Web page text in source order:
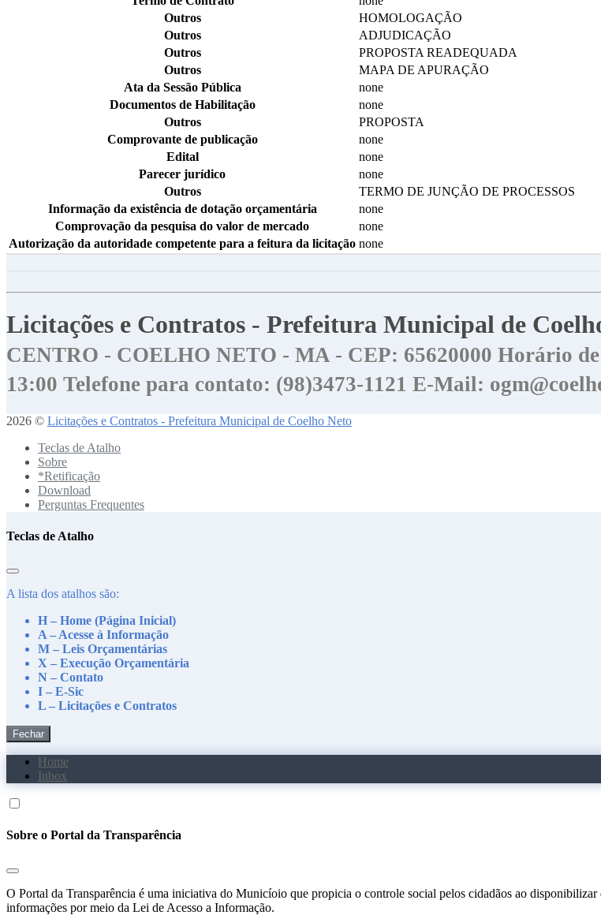
Outros
HOMOLOGAÇÃO
Outros
ADJUDICAÇÃO
Outros
PROPOSTA READEQUADA
Outros
MAPA DE APURAÇÃO
Ata da Sessão Pública
none
Documentos de Habilitação
none
Outros
PROPOSTA
Comprovante de publicação
none
Edital
none
Parecer jurídico
none
Outros
TERMO DE JUNÇÃO DE PROCESSOS
Informação da existência de dotação orçamentária
none
Comprovação da pesquisa do valor de mercado
none
Autorização da autoridade competente para a feitura da licitação none
Licitações e Contratos - Prefeitura Municipal de
CENTRO - COELHO NETO - MA - CEP: 65620000 Horário de
13:00 Telefone para contato: (98)3473-1121 E-Mail:
2026 © Licitações e Contratos - Prefeitura Municipal de Coelho Neto
Teclas de Atalho
Sobre
*Retificação
Download
Perguntas Frequentes
Teclas de Atalho
A lista dos atalhos são:
H – Home (Página Inicial)
A – Acesse à Informação
M – Leis Orçamentárias
X – Execução Orçamentária
N – Contato
I – E-Sic
L – Licitações e Contratos
Fechar
Home
Inbox
Sobre o Portal da Transparência
O Portal da Transparência é uma iniciativa do Municíoio que propicia o controle social pelos cidadãos ao
informações por meio da Lei de Acesso a Informação.